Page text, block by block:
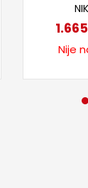
Nije